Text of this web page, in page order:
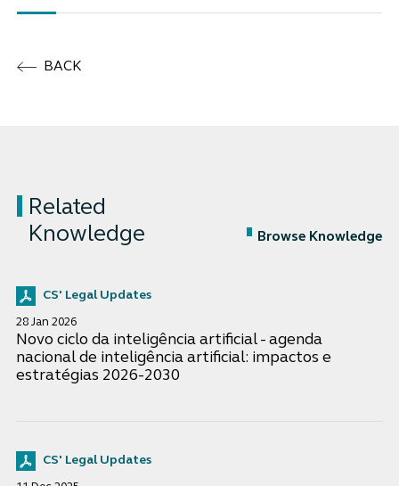
BACK
Related
Knowledge
Browse Knowledge
CS' Legal Updates
28 Jan 2026
Novo ciclo da inteligência artificial - agenda
nacional de inteligência artificial: impactos e
estratégias 2026-2030
CS' Legal Updates